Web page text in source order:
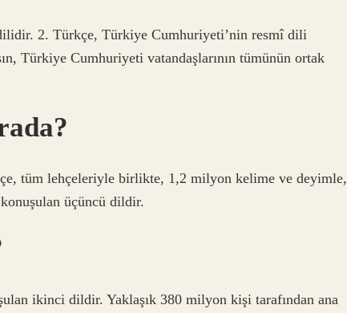
2. Türkçe, Türkiye Cumhuriyeti’nin resmî dili
Türkiye Cumhuriyeti vatandaşlarının tümünün ortak
tüm lehçeleriyle birlikte, 1,2 milyon kelime ve deyimle,
üçüncü dildir.
ikinci dildir. Yaklaşık 380 milyon kişi tarafından ana